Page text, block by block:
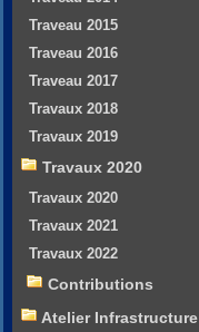
Traveau 2015
Traveau 2016
Traveau 2017
Travaux 2018
Travaux 2019
Travaux 2020
Travaux 2020
Travaux 2021
Travaux 2022
Contributions
Atelier Infrastructure